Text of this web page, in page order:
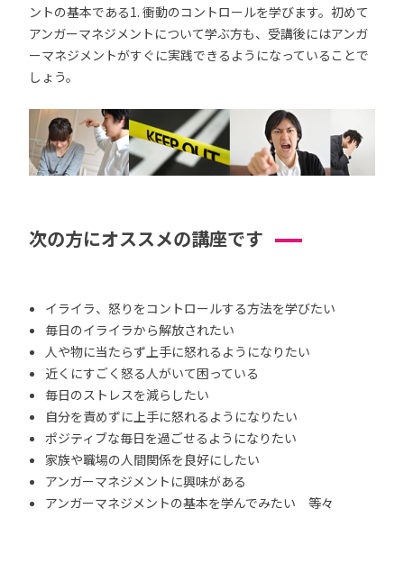
ントの基本である1. 衝動のコントロールを学びます。初めて
アンガーマネジメントについて学ぶ方も、受講後にはアンガ
ーマネジメントがすぐに実践できるようになっていることで
しょう。
次の方にオススメの講座です
イライラ、怒りをコントロールする方法を学びたい
毎日のイライラから解放されたい
人や物に当たらず上手に怒れるようになりたい
近くにすごく怒る人がいて困っている
毎日のストレスを減らしたい
自分を責めずに上手に怒れるようになりたい
ポジティブな毎日を過ごせるようになりたい
家族や職場の人間関係を良好にしたい
アンガーマネジメントに興味がある
アンガーマネジメントの基本を学んでみたい 等々